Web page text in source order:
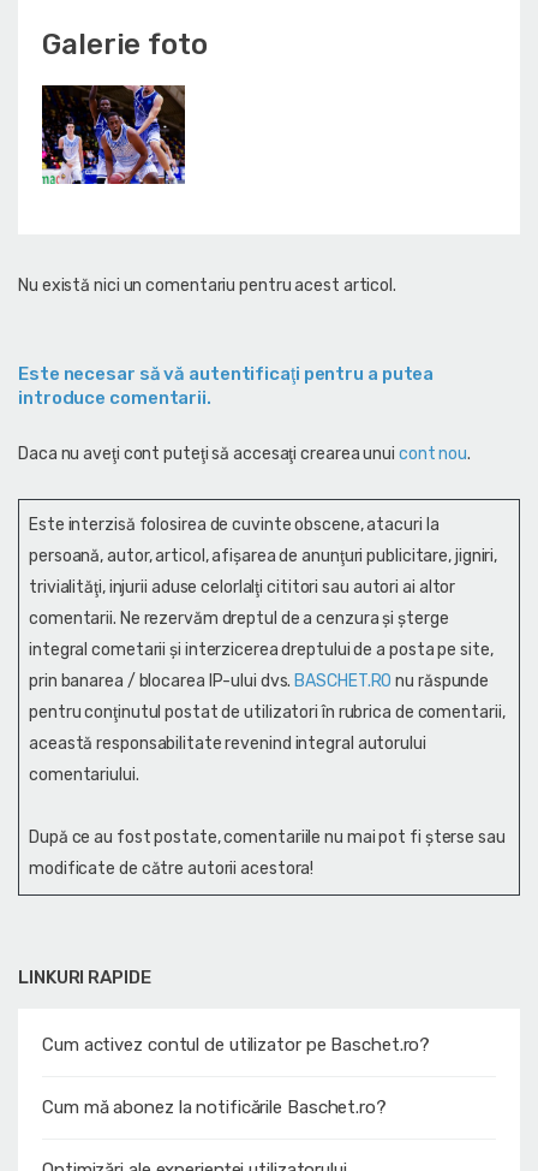
LINKURI RAPIDE
Cum activez contul de utilizator pe Baschet.ro?
Cum mă abonez la notificările Baschet.ro?
Galerie foto
Nu există nici un comentariu pentru acest articol.
Este necesar să vă autentificaţi pentru a putea
introduce comentarii.
Daca nu aveţi cont puteţi să accesaţi crearea unui cont nou.
Este interzisă folosirea de cuvinte obscene, atacuri la
persoană, autor, articol, afişarea de anunţuri publicitare, jigniri,
trivialităţi, injurii aduse celorlalţi cititori sau autori ai altor
comentarii. Ne rezervăm dreptul de a cenzura și şterge
integral cometarii și interzicerea dreptului de a posta pe site,
prin banarea / blocarea IP-ului dvs. BASCHET.RO nu răspunde
pentru conţinutul postat de utilizatori în rubrica de comentarii,
această responsabilitate revenind integral autorului
comentariului.
După ce au fost postate, comentariile nu mai pot fi șterse sau
modificate de către autorii acestora!